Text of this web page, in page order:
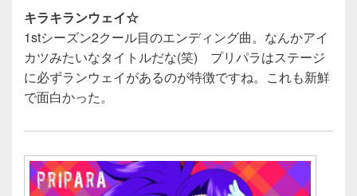
キラキランウェイ☆
1stシーズン2クール目のエンディング曲。なんかアイ
カツみたいなタイトルだな(笑) プリパラはステージ
に必ずランウェイがあるのが特徴ですね。これも新鮮
で面白かった。